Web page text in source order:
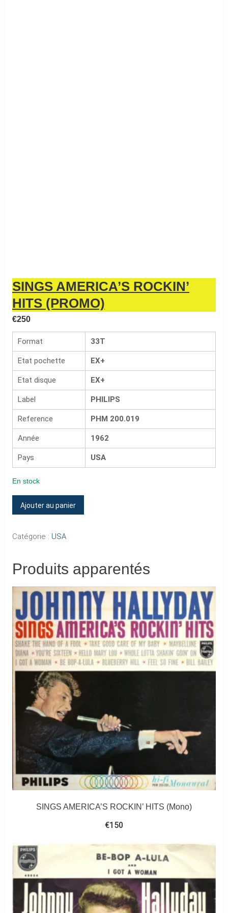
SINGS AMERICA’S ROCKIN’
HITS (PROMO)
€250
Format 33T
Etat pochette EX+
Etat disque EX+
Label PHILIPS
Reference PHM 200.019
Année 1962
Pays USA
En stock
quantité
de
AMERICA'S
HITS
Ajouter au panier
Catégorie : USA
Produits apparentés
SINGS AMERICA’S ROCKIN’ HITS (Mono)
€150